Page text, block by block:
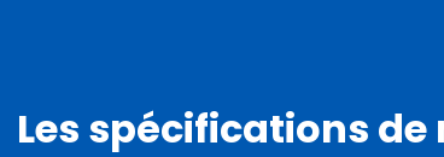
Les spécifications